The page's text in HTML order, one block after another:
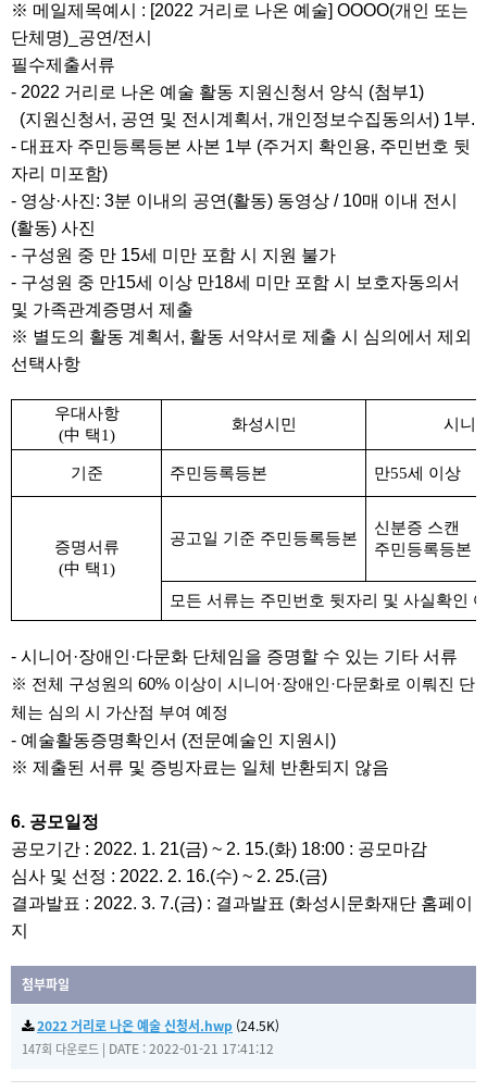
※ 메일제목예시 : [2022 거리로 나온 예술] OOOO(개인 또는
단체명)_ 공연/전시
필수제출서류
- 2022 거리로 나온 예술 활동 지원신청서 양식 (첨부1)
(지원신청서 , 공연 및 전시계획서 , 개인정보수집동의서) 1부.
- 대표자 주민등록등본 사본 1부 (주거지 확인용, 주민번호 뒷
자리 미포함)
- 영상·사진: 3분 이내의 공연 (활동) 동영상 / 10매 이내 전시
(활동) 사진
- 구성원 중 만 15세 미만 포함 시 지원 불가
- 구성원 중 만15세 이상 만18세 미만 포함 시 보호자동의서
및 가족관계증명서 제출
※ 별도의 활동 계획서 , 활동 서약서로 제출 시 심의에서 제외
선택사항
우대사항
(中 택1)
화성시민 시니
기준 주민등록등본 만55세 이상
증명서류
(中 택1)
공고일 기준 주민등록등본
신분증 스캔
주민등록등본
모든 서류는 주민번호 뒷자리 및 사실확인
- 시니어 ·장애인·다문화 단체임을 증명할 수 있는 기타 서류
※ 전체 구성원의 60% 이상이 시니어 ·장애인 ·다문화로 이뤄진 단
체는 심의 시 가산점 부여 예정
- 예술활동증명확인서 (전문예술인 지원시 )
※ 제출된 서류 및 증빙자료는 일체 반환되지 않음
6. 공모일정
공모기간 : 2022. 1. 21(금) ~ 2. 15.(화) 18:00 : 공모마감
심사 및 선정 : 2022. 2. 16.(수) ~ 2. 25.(금)
결과발표 : 2022. 3. 7.(금) : 결과발표 (화성시문화재단 홈페이
지
첨부파일
2022 거리로 나온 예술 신청서.hwp (24.5K)
147회 다운로드 | DATE : 2022-01-21 17:41:12